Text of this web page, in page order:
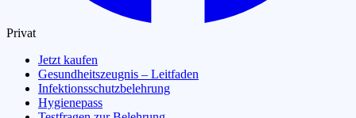
Privat
Jetzt kaufen
Gesundheitszeugnis – Leitfaden
Infektionsschutzbelehrung
Hygienepass